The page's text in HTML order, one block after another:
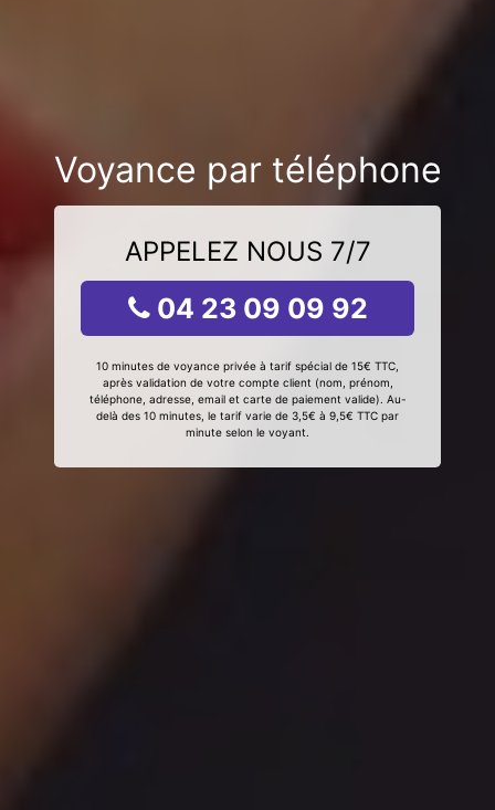
Voyance par téléphone
APPELEZ NOUS 7/7
04 23 09 09 92
10 minutes de voyance privée à tarif spécial de 15€ TTC,
après validation de votre compte client (nom, prénom,
téléphone, adresse, email et carte de paiement valide). Au-
delà des 10 minutes, le tarif varie de 3,5€ à 9,5€ TTC par
minute selon le voyant.